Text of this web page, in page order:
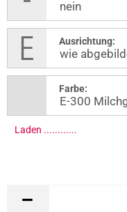
Ausrichtung:
Farbe:
Laden ..............